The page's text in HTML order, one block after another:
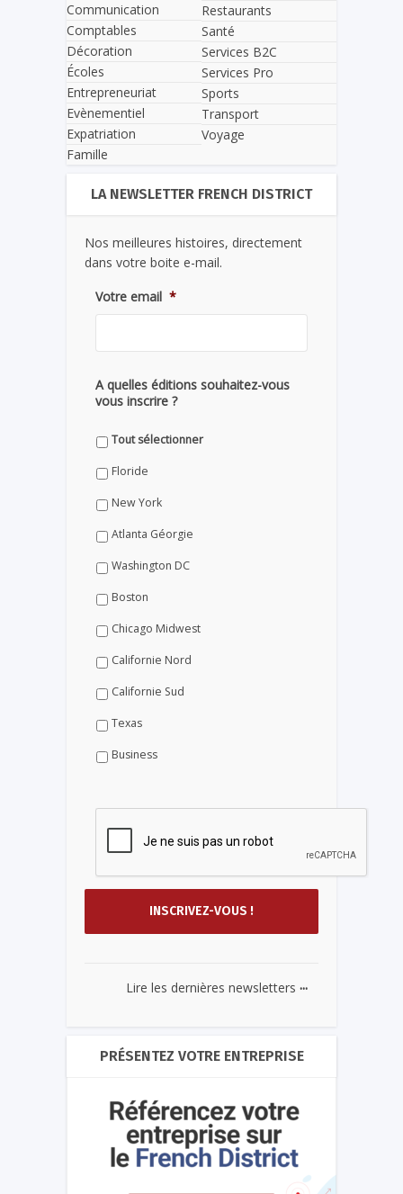
Communication
Comptables
Décoration
Écoles
Entrepreneuriat
Evènementiel
Expatriation
Famille
Restaurants
Santé
Services B2C
Services Pro
Sports
Transport
Voyage
LA NEWSLETTER FRENCH DISTRICT
Nos meilleures histoires, directement
dans votre boite e-mail.
Votre email *
A quelles éditions souhaitez-vous
vous inscrire ?
Tout sélectionner
Floride
New York
Atlanta Géorgie
Washington DC
Boston
Chicago Midwest
Californie Nord
Californie Sud
Texas
Business
Lire les dernières newsletters ...
PRÉSENTEZ VOTRE ENTREPRISE